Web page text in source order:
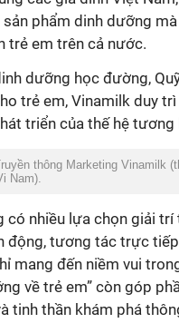
phẩm dinh dưỡng
trẻ em trên cả nước.
dưỡng học đường,
trẻ em, Vinamilk duy
triển của thế hệ tương
thông Marketing Vinamilk
Nam).
có nhiều lựa chọn giải trí
động, tương tác trực
mang đến niềm vui
về trẻ em” còn góp
tinh thần khám phá